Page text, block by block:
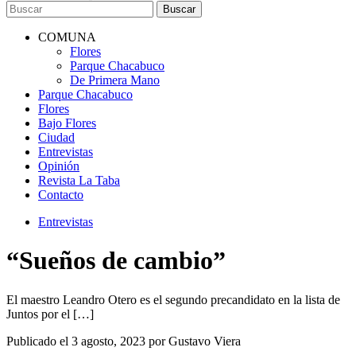
COMUNA
Flores
Parque Chacabuco
De Primera Mano
Parque Chacabuco
Flores
Bajo Flores
Ciudad
Entrevistas
Opinión
Revista La Taba
Contacto
Entrevistas
“Sueños de cambio”
El maestro Leandro Otero es el segundo precandidato en la lista de
Juntos por el […]
Publicado el 3 agosto, 2023 por Gustavo Viera